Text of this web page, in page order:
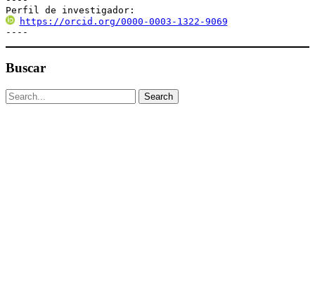
Perfil de investigador:
https://orcid.org/0000-0003-1322-9069
----
Buscar